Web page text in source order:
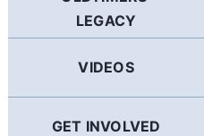
LEGACY
VIDEOS
GET INVOLVED